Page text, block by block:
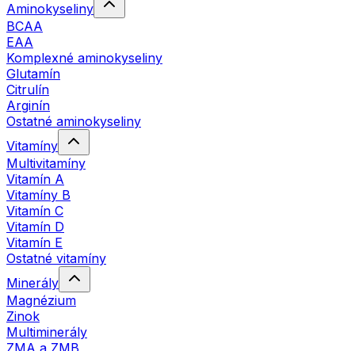
Aminokyseliny
BCAA
EAA
Komplexné aminokyseliny
Glutamín
Citrulín
Arginín
Ostatné aminokyseliny
Vitamíny
Multivitamíny
Vitamín A
Vitamíny B
Vitamín C
Vitamín D
Vitamín E
Ostatné vitamíny
Minerály
Magnézium
Zinok
Multiminerály